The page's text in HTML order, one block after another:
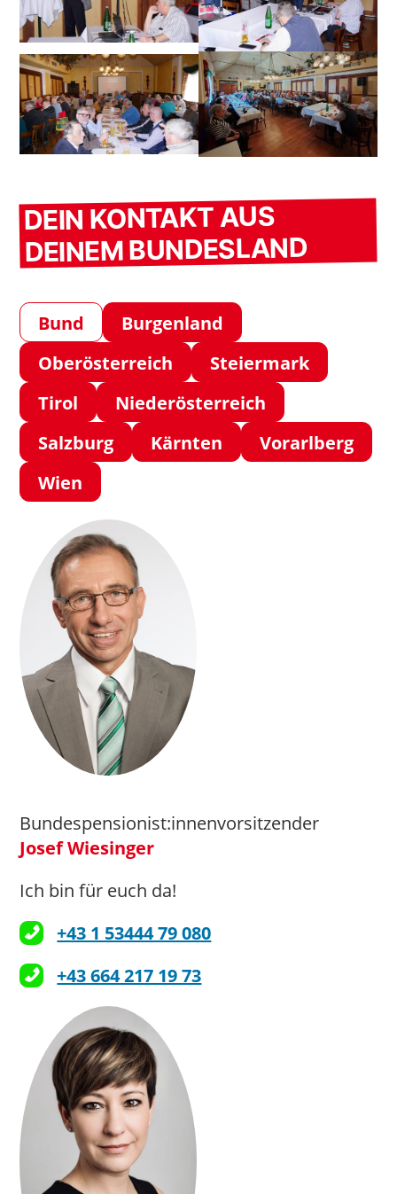
DEIN KONTAKT AUS
DEINEM BUNDESLAND
Bund
Burgenland
Oberösterreich
Steiermark
Tirol
Niederösterreich
Salzburg
Kärnten
Vorarlberg
Wien
Bundespensionist:innenvorsitzender
Josef Wiesinger
Ich bin für euch da!
+43 1 53444 79 080
+43 664 217 19 73